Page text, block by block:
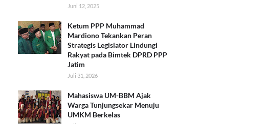
Juni 12, 2025
Ketum PPP Muhammad
Mardiono Tekankan Peran
Strategis Legislator Lindungi
Rakyat pada Bimtek DPRD PPP
Jatim
Juli 31, 2026
Mahasiswa UM-BBM Ajak
Warga Tunjungsekar Menuju
UMKM Berkelas